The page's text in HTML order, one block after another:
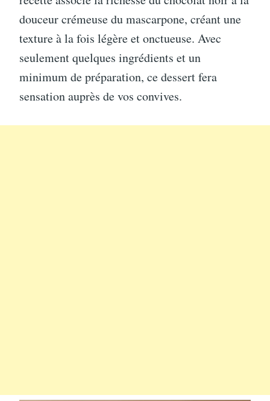
douceur crémeuse du mascarpone, créant une
texture à la fois légère et onctueuse. Avec
seulement quelques ingrédients et un
minimum de préparation, ce dessert fera
sensation auprès de vos convives.